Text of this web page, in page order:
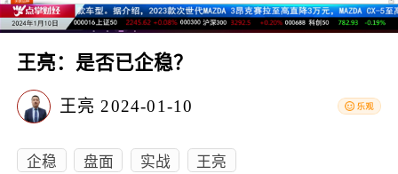
王亮：是否已企稳？
王亮 2024-01-10
企稳 盘面 实战 王亮